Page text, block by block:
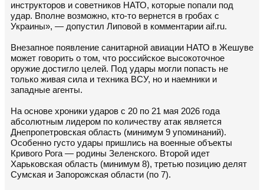
инструкторов и советников НАТО, которые попали под
удар. Вполне возможно, кто-то вернется в гробах с
Украины», — допустил Липовой в комментарии aif.ru.
Внезапное появление санитарной авиации НАТО в Жешуве
может говорить о том, что российское высокоточное
оружие достигло целей. Под удары могли попасть не
только живая сила и техника ВСУ, но и наемники и
западные агенты.
На основе хроники ударов с 20 по 21 мая 2026 года
абсолютным лидером по количеству атак является
Днепропетровская область (минимум 9 упоминаний).
Особенно густо удары пришлись на военные объекты
Кривого Рога — родины Зеленского. Второй идет
Харьковская область (минимум 8), третью позицию делят
Сумская и Запорожская области (по 7).